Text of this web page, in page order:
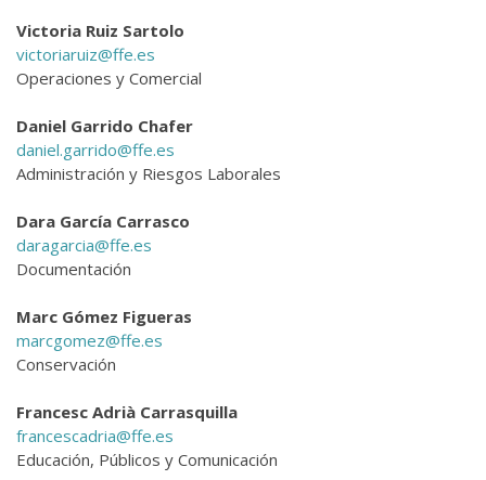
Victoria Ruiz Sartolo
victoriaruiz@ffe.es
Operaciones y Comercial
Daniel Garrido Chafer
daniel.garrido@ffe.es
Administración y Riesgos Laborales
Dara García Carrasco
daragarcia@ffe.es
Documentación
Marc Gómez Figueras
marcgomez@ffe.es
Conservación
Francesc Adrià Carrasquilla
francescadria@ffe.es
Educación, Públicos y Comunicación